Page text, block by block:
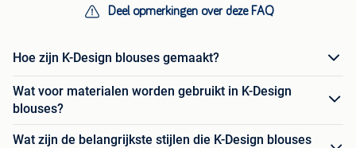
Deel opmerkingen over deze FAQ
Hoe zijn K-Design blouses gemaakt?
Wat voor materialen worden gebruikt in K-Design
blouses?
Wat zijn de belangrijkste stijlen die K-Design blouses